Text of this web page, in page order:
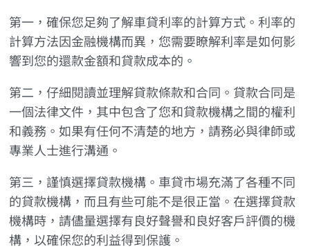
第一，確保您足夠了解車貸利率的計算方式。利率的
計算方法因金融機構而異，您需要瞭解利率是如何影
響到您的還款金額和貸款成本的。
第二，仔細閱讀並理解貸款條款和合同。貸款合同是
一個法律文件，其中包含了您和貸款機構之間的權利
和義務。如果有任何不清楚的地方，請務必與律師或
專業人士進行溝通。
第三，謹慎選擇貸款機構。車貸市場充滿了各種不同
的貸款機構，而且有些可能不是很正當。在選擇貸款
機構時，請儘量選擇有良好聲譽和良好客戶評價的機
構，以確保您的利益得到保護。